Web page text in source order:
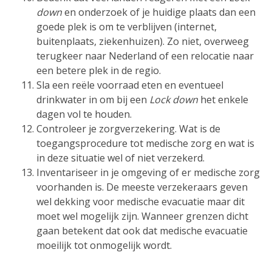
downen onderzoek of je huidige plaats dan een
goede plek is om te verblijven (internet,
buitenplaats, ziekenhuizen). Zo niet, overweeg
terugkeer naar Nederland of een relocatie naar
een betere plek in de regio.
Sla een reële voorraad eten en eventueel
drinkwater in om bij een Lock down het enkele
dagen vol te houden.
Controleer je zorgverzekering. Wat is de
toegangsprocedure tot medische zorg en wat is
in deze situatie wel of niet verzekerd.
Inventariseer in je omgeving of er medische zorg
voorhanden is. De meeste verzekeraars geven
wel dekking voor medische evacuatie maar dit
moet wel mogelijk zijn. Wanneer grenzen dicht
gaan betekent dat ook dat medische evacuatie
moeilijk tot onmogelijk wordt.